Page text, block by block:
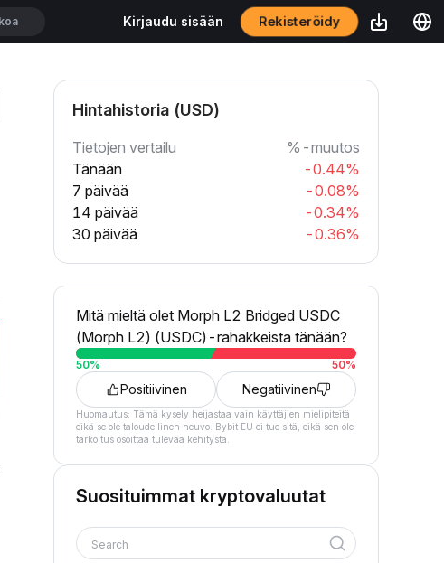
Kirjaudu sisään Rekisteröidy
Hintahistoria (USD)
Tietojen vertailu
%-muutos
Tänään
-0.44%
7 päivää
-0.08%
14 päivää
-0.34%
30 päivää
-0.36%
Mitä mieltä olet Morph L2 Bridged USDC
(Morph L2) (USDC)-rahakkeista tänään?
50% 50%
Positiivinen Negatiivinen
Huomautus: Tämä kysely heijastaa vain käyttäjien mielipiteitä
eikä se ole taloudellinen neuvo. Bybit EU ei tue sitä, eikä sen ole
tarkoitus osoittaa tulevaa kehitystä.
Suosituimmat kryptovaluutat
Search